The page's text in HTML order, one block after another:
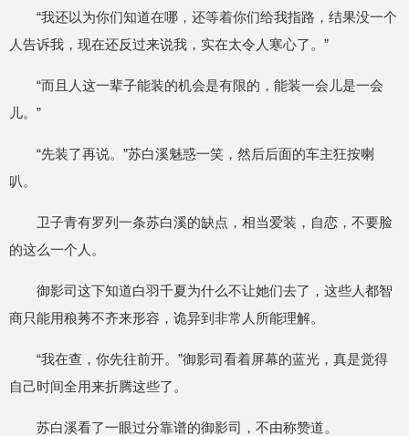
“我还以为你们知道在哪，还等着你们给我指路，结果没一个
人告诉我，现在还反过来说我，实在太令人寒心了。”
“而且人这一辈子能装的机会是有限的，能装一会儿是一会
儿。”
“先装了再说。”苏白溪魅惑一笑，然后后面的车主狂按喇
叭。
卫子青有罗列一条苏白溪的缺点，相当爱装，自恋，不要脸
的这么一个人。
御影司这下知道白羽千夏为什么不让她们去了，这些人都智
商只能用稂莠不齐来形容，诡异到非常人所能理解。
“我在查，你先往前开。”御影司看着屏幕的蓝光，真是觉得
自己时间全用来折腾这些了。
苏白溪看了一眼过分靠谱的御影司，不由称赞道。